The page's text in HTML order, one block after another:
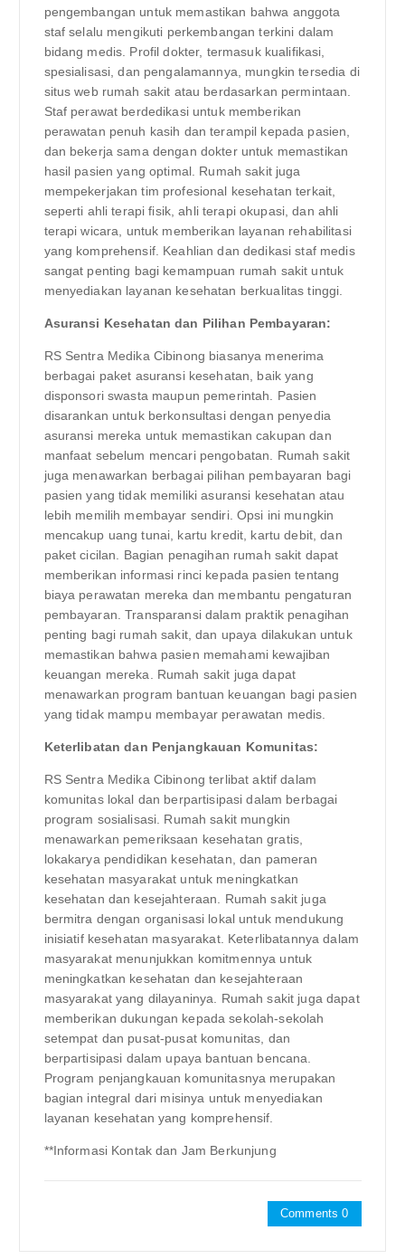
pengembangan untuk memastikan bahwa anggota
staf selalu mengikuti perkembangan terkini dalam
bidang medis. Profil dokter, termasuk kualifikasi,
spesialisasi, dan pengalamannya, mungkin tersedia di
situs web rumah sakit atau berdasarkan permintaan.
Staf perawat berdedikasi untuk memberikan
perawatan penuh kasih dan terampil kepada pasien,
dan bekerja sama dengan dokter untuk memastikan
hasil pasien yang optimal. Rumah sakit juga
mempekerjakan tim profesional kesehatan terkait,
seperti ahli terapi fisik, ahli terapi okupasi, dan ahli
terapi wicara, untuk memberikan layanan rehabilitasi
yang komprehensif. Keahlian dan dedikasi staf medis
sangat penting bagi kemampuan rumah sakit untuk
menyediakan layanan kesehatan berkualitas tinggi.
Asuransi Kesehatan dan Pilihan Pembayaran:
RS Sentra Medika Cibinong biasanya menerima
berbagai paket asuransi kesehatan, baik yang
disponsori swasta maupun pemerintah. Pasien
disarankan untuk berkonsultasi dengan penyedia
asuransi mereka untuk memastikan cakupan dan
manfaat sebelum mencari pengobatan. Rumah sakit
juga menawarkan berbagai pilihan pembayaran bagi
pasien yang tidak memiliki asuransi kesehatan atau
lebih memilih membayar sendiri. Opsi ini mungkin
mencakup uang tunai, kartu kredit, kartu debit, dan
paket cicilan. Bagian penagihan rumah sakit dapat
memberikan informasi rinci kepada pasien tentang
biaya perawatan mereka dan membantu pengaturan
pembayaran. Transparansi dalam praktik penagihan
penting bagi rumah sakit, dan upaya dilakukan untuk
memastikan bahwa pasien memahami kewajiban
keuangan mereka. Rumah sakit juga dapat
menawarkan program bantuan keuangan bagi pasien
yang tidak mampu membayar perawatan medis.
Keterlibatan dan Penjangkauan Komunitas:
RS Sentra Medika Cibinong terlibat aktif dalam
komunitas lokal dan berpartisipasi dalam berbagai
program sosialisasi. Rumah sakit mungkin
menawarkan pemeriksaan kesehatan gratis,
lokakarya pendidikan kesehatan, dan pameran
kesehatan masyarakat untuk meningkatkan
kesehatan dan kesejahteraan. Rumah sakit juga
bermitra dengan organisasi lokal untuk mendukung
inisiatif kesehatan masyarakat. Keterlibatannya dalam
masyarakat menunjukkan komitmennya untuk
meningkatkan kesehatan dan kesejahteraan
masyarakat yang dilayaninya. Rumah sakit juga dapat
memberikan dukungan kepada sekolah-sekolah
setempat dan pusat-pusat komunitas, dan
berpartisipasi dalam upaya bantuan bencana.
Program penjangkauan komunitasnya merupakan
bagian integral dari misinya untuk menyediakan
layanan kesehatan yang komprehensif.
**Informasi Kontak dan Jam Berkunjung
Comments 0